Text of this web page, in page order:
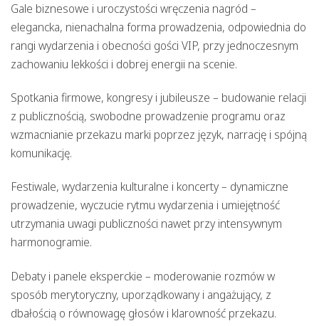
Gale biznesowe i uroczystości wręczenia nagród –
elegancka, nienachalna forma prowadzenia, odpowiednia do
rangi wydarzenia i obecności gości VIP, przy jednoczesnym
zachowaniu lekkości i dobrej energii na scenie.
Spotkania firmowe, kongresy i jubileusze – budowanie relacji
z publicznością, swobodne prowadzenie programu oraz
wzmacnianie przekazu marki poprzez język, narrację i spójną
komunikację.
Festiwale, wydarzenia kulturalne i koncerty– dynamiczne
prowadzenie, wyczucie rytmu wydarzenia i umiejętność
utrzymania uwagi publiczności nawet przy intensywnym
harmonogramie.
Debaty i panele eksperckie – moderowanie rozmów w
sposób merytoryczny, uporządkowany i angażujący, z
dbałością o równowagę głosów i klarowność przekazu.